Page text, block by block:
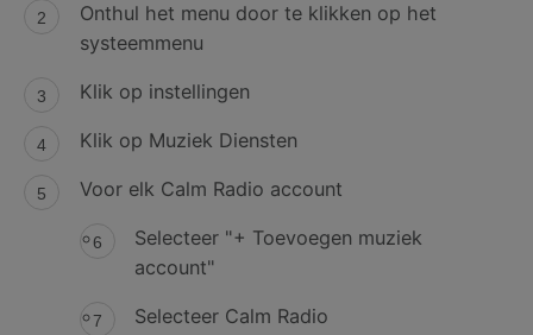
Onthul het menu door te klikken op het
systeemmenu
Klik op instellingen
Klik op Muziek Diensten
Voor elk Calm Radio account
Selecteer "+ Toevoegen muziek
account"
Selecteer Calm Radio